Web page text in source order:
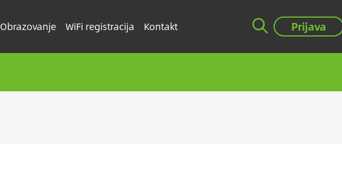
Obrazovanje WiFi registracija Kontakt Prijava